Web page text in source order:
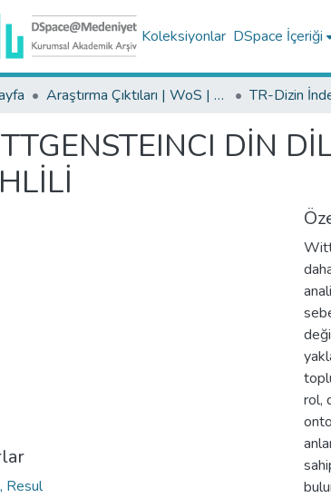
Koleksiyonlar DSpace İçeriği
Araştırma Çıktıları | WoS | Scopus | TR-Dizin | PubMed
DİN
Resul
rol,